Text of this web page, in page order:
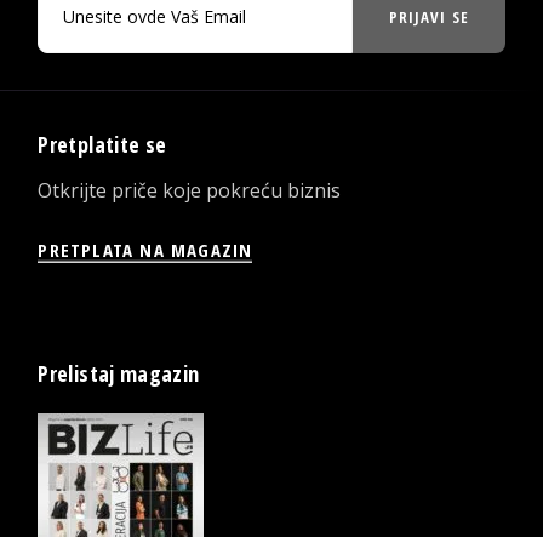
PRIJAVI SE
Pretplatite se
Otkrijte priče koje pokreću biznis
PRETPLATA NA MAGAZIN
Prelistaj magazin